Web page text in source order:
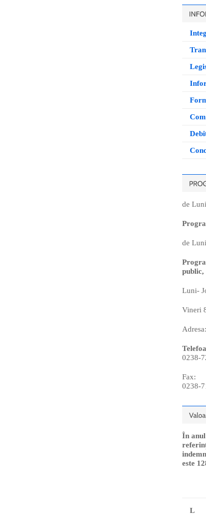
de
de
public,
Luni-
Vineri
0238-
Fax:
0238-
În
este
L